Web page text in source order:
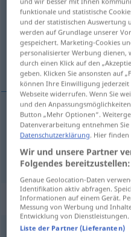
Übersicht aller
(Für mehr Details die
oficio, ocupación
oficiom Metier
ocupación f Metier
Synonyme
funktionale und statistische
und der statistischen Auswertung
werden auf Grundlage unserer
gespeichert. Marketing-Cookies
personalisierter Werbung dienen,
durch einen Klick auf den
geben. Klicken Sie ansonsten auf
können Ihre Einwilligung
Webseite widerrufen. Wenn Sie
und den
Button „Mehr Optionen“.
Datenverarbeitung entnehmen
Datenschutzerklärung. Hier
Wir und unsere Partner
Folgendes bereitzustellen:
Genaue Geolocation-Daten
Identifikation aktiv abfragen.
Informationen auf einem Gerät.
Messung von Werbung und
Entwicklung von Dienstleistungen.
Liste der Partner (Lieferanten)